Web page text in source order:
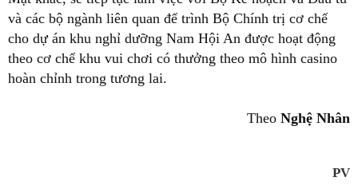
và các bộ ngành liên quan để trình Bộ Chính trị cơ chế
cho dự án khu nghỉ dưỡng Nam Hội An được hoạt động
theo cơ chế khu vui chơi có thưởng theo mô hình casino
hoàn chỉnh trong tương lai.
Theo Nghệ Nhân
PV